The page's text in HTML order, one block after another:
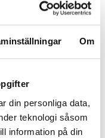
Om
din personliga data,
teknologi såsom
information på din